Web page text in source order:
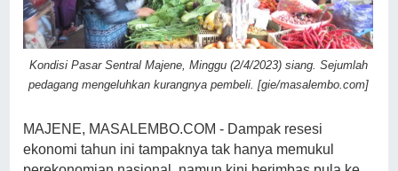
Kondisi Pasar Sentral Majene, Minggu (2/4/2023) siang. Sejumlah
pedagang mengeluhkan kurangnya pembeli. [gie/masalembo.com]
MAJENE, MASALEMBO.COM - Dampak resesi
ekonomi tahun ini tampaknya tak hanya memukul